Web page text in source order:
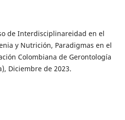
de Interdisciplinareidad en el
y Nutrición, Paradigmas en el
Colombiana de Gerontología
Diciembre de 2023.